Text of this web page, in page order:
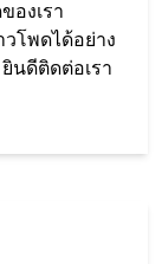
องเรา
โพดได้อย่าง
นดีติดต่อเรา